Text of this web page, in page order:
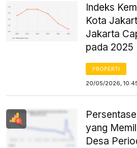
Indeks
Kota
Jakarta
pada 2025
PROPERTI
20/05/2026,
yang
Desa